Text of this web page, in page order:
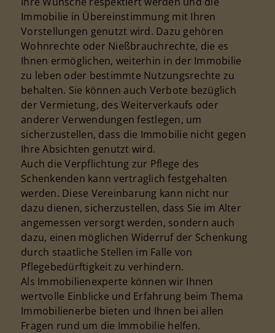
Immobilie in Übereinstimmung mit Ihren
Vorstellungen genutzt wird. Dazu gehören
Wohnrechte oder Nießbrauchrechte, die es
Ihnen ermöglichen, weiterhin in der Immobilie
zu leben oder bestimmte Nutzungsrechte zu
behalten. Sie können auch Verbote bezüglich
der Vermietung, des Weiterverkaufs oder
anderer Verwendungen festlegen, um
sicherzustellen, dass die Immobilie nicht gegen
Ihre Absichten genutzt wird.
Auch die Verpflichtung zur Pflege des
Schenkenden kann vertraglich festgehalten
werden. Diese Vereinbarung kann nicht nur
dazu dienen, sicherzustellen, dass Sie im Alter
angemessen versorgt werden, sondern auch
dazu, einen möglichen Widerruf der Schenkung
durch staatliche Stellen im Falle von
Pflegebedürftigkeit zu verhindern.
Als Immobilienexperte können wir Ihnen
wertvolle Einblicke und Erfahrung beim Thema
Immobilienerbe bieten und Ihnen bei allen
Fragen rund um die Immobilie helfen.